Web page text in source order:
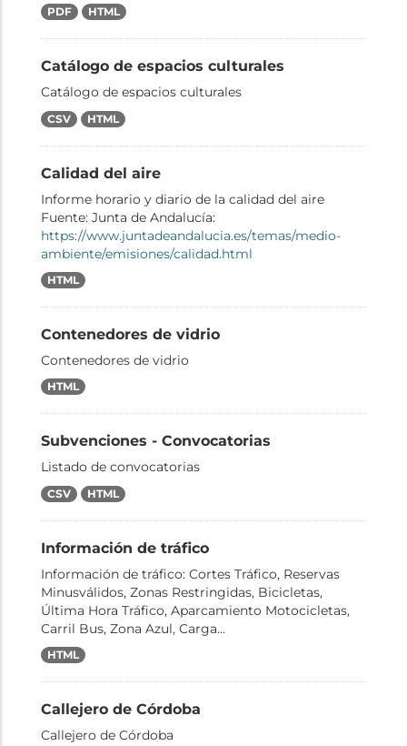
PDF HTML
Catálogo de espacios culturales
Catálogo de espacios culturales
CSV HTML
Calidad del aire
Informe horario y diario de la calidad del aire
Fuente: Junta de Andalucía:
https://www.juntadeandalucia.es/temas/medio-
ambiente/emisiones/calidad.html
HTML
Contenedores de vidrio
Contenedores de vidrio
HTML
Subvenciones - Convocatorias
Listado de convocatorias
CSV HTML
Información de tráfico
Información de tráfico: Cortes Tráfico, Reservas
Minusválidos, Zonas Restringidas, Bicicletas,
Última Hora Tráfico, Aparcamiento Motocicletas,
Carril Bus, Zona Azul, Carga...
HTML
Callejero de Córdoba
Callejero de Córdoba